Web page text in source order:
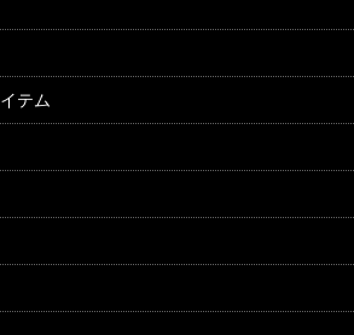
テム